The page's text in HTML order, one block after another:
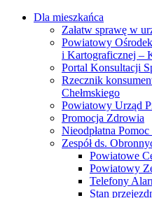
Dla mieszkańca
Załatw sprawę w
Powiatowy
i Kartograficznej –
Portal Konsultacji
Rzecznik
Chełmskiego
Powiatowy Urząd
Promocja Zdrowia
Nieodpłatna Pomoc
Zespół ds.
Powiatowe
Powiatowy
Telefony
Stan